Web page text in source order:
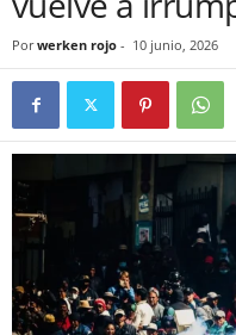
Por werken rojo - 10 junio, 2026